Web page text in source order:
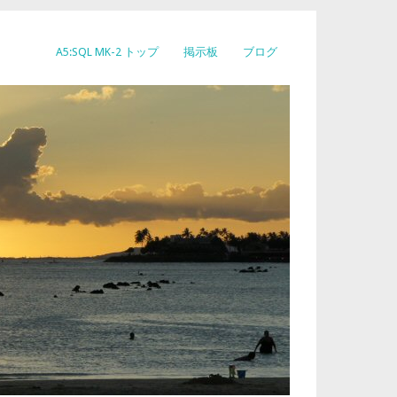
A5:SQL MK-2 トップ 掲示板 ブログ